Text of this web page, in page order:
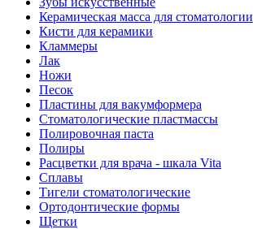
Керамическая масса для стоматологии
Кисти для керамики
Кламмеры
Лак
Ножи
Песок
Пластины для вакумформера
Стоматологические пластмассы
Полировочная паста
Полиры
Расцветки для врача - шкала Vita
Сплавы
Тигели стоматологические
Ортодонтические формы
Щетки